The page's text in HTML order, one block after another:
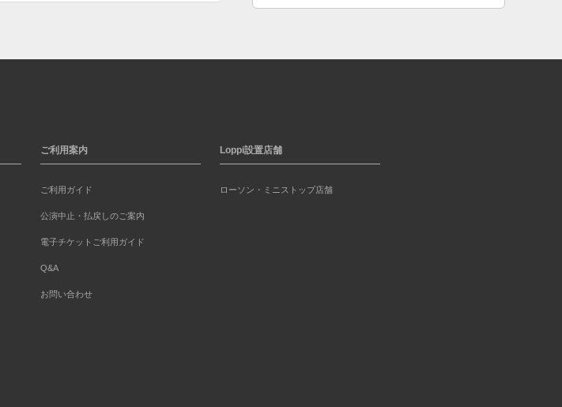
ご利用案内
ご利用ガイド
公演中止・払戻しのご案内
電子チケットご利用ガイド
Q&A
お問い合わせ
Loppi設置店舗
ローソン・ミニストップ店舗